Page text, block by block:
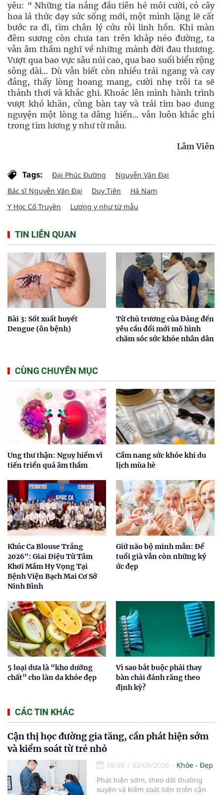
yêu: “ Những tia nắng đầu tiên hé môi cười, cỏ cây
hoa lá thức dạy sức sống mới, một mình lặng lẽ cất
bước ra đi, tìm chân lý cứu rỗi linh hồn. Khi màn
đêm sương còn chưa tan trên khắp nẻo đường, ta
vẫn âm thầm nghĩ về những mảnh đời đau thương.
Vượt qua bao vực sâu núi cao, qua bao suối biển rộng
sông dài… Dù vẫn biết còn nhiều trái ngang và cay
đắng, thấy lòng hoang mang, cười nhẹ trôi ta sẽ
thảnh thơi và khắc ghi. Khoác lên mình hành trình
vượt khó khăn, cùng bàn tay và trái tim bao dung
nguyện một lòng ta dâng hiến… vẫn luôn khắc ghi
trong tim lương y như từ mẫu.
Lâm Viên
Tags: Đại Phúc Đường
Nguyễn Văn Đại
Bác sĩ Nguyễn Văn Đại
Duy Tiên
Hà Nam
Y Học Cổ Truyền
Lương y như từ mẫu
TIN LIÊN QUAN
Bài 3: Sốt xuất huyết
Dengue (ôn bệnh)
Từ chủ trương của Đảng đến
yêu cầu đổi mới mô hình
chăm sóc sức khỏe nhân dân
CÙNG CHUYÊN MỤC
Ung thư thận: Nguy hiểm vì
tiến triển quá âm thầm
Cẩm nang sức khỏe khi du
lịch mùa hè
Khúc Ca Blouse Trắng
2026": Giai Điệu Từ Tâm
Khơi Mầm Hy Vọng Tại
Bệnh Viện Bạch Mai Cơ Sở
Ninh Bình
Giữ não bộ minh mẫn: Để
tuổi già vẫn còn những ký
ức đẹp
5 loại dưa là “kho dưỡng
chất” cho làn da khỏe đẹp
Vì sao bắt buộc phải thay
bàn chải đánh răng theo
định kỳ?
CÁC TIN KHÁC
Cận thị học đường gia tăng, cần phát hiện sớm
và kiểm soát từ trẻ nhỏ
09:09 | 03/08/2026
Khỏe - Đẹp
Phát hiện sớm, theo dõi thường
xuyên và kiểm soát tiến triển cận